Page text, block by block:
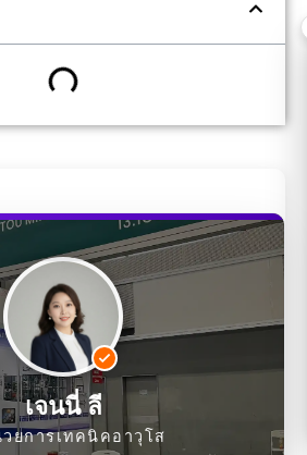
เจนนี่ ลี
ยการเทคนิคอาวุโส